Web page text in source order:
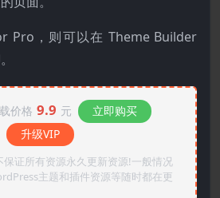
Pro，则可以在 Theme Builder
价格 9.9 元
立即购买
升级VIP
保证所有资源永久更新资源!一般情况
主题和插件资源等随时都在更